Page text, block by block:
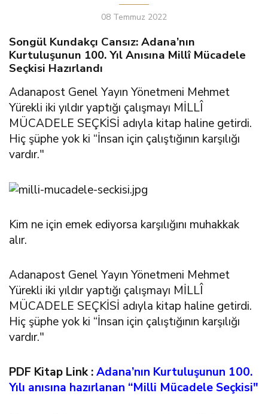
08 Temmuz 2022
Songül Kundakçı Cansız: Adana’nın
Kurtuluşunun 100. Yıl Anısına Millî Mücadele
Seçkisi Hazırlandı
Adanapost Genel Yayın Yönetmeni Mehmet
Yürekli iki yıldır yaptığı çalışmayı MİLLÎ
MÜCADELE SEÇKİSİ adıyla kitap haline getirdi.
Hiç şüphe yok ki “İnsan için çalıştığının karşılığı
vardır."
Kim ne için emek ediyorsa karşılığını muhakkak
alır.
Adanapost Genel Yayın Yönetmeni Mehmet
Yürekli iki yıldır yaptığı çalışmayı MİLLÎ
MÜCADELE SEÇKİSİ adıyla kitap haline getirdi.
Hiç şüphe yok ki “İnsan için çalıştığının karşılığı
vardır."
PDF Kitap Link :Adana’nın Kurtuluşunun 100.
Yılı anısına hazırlanan “Milli Mücadele Seçkisi"